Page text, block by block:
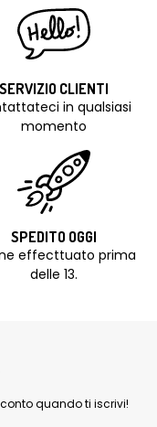
SERVIZIO CLIENTI
in qualsiasi
momento
SPEDITO OGGI
effecttuato prima
delle 13.
quando ti iscrivi!